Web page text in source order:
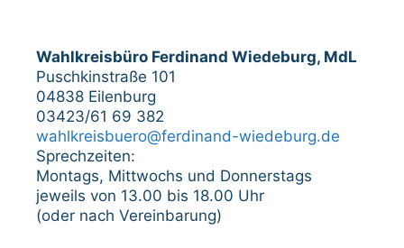
Wahlkreisbüro Ferdinand Wiedeburg, MdL
Puschkinstraße 101
04838 Eilenburg
03423/61 69 382
wahlkreisbuero@ferdinand-wiedeburg.de
Sprechzeiten:
Montags, Mittwochs und Donnerstags
jeweils von 13.00 bis 18.00 Uhr
(oder nach Vereinbarung)